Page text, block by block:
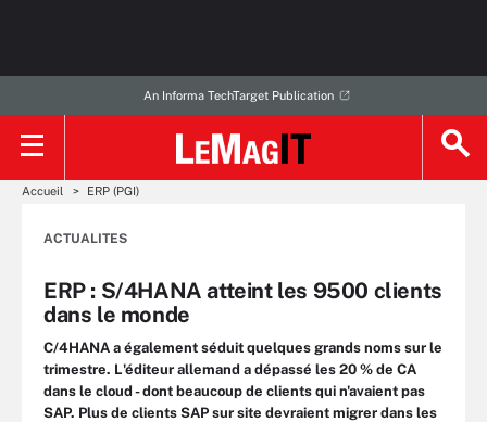
An Informa TechTarget Publication
Accueil ERP (PGI)
ACTUALITES
ERP : S/4HANA atteint les 9500 clients
dans le monde
C/4HANA a également séduit quelques grands noms sur le
trimestre. L'éditeur allemand a dépassé les 20 % de CA
dans le cloud - dont beaucoup de clients qui n'avaient pas
SAP. Plus de clients SAP sur site devraient migrer dans les